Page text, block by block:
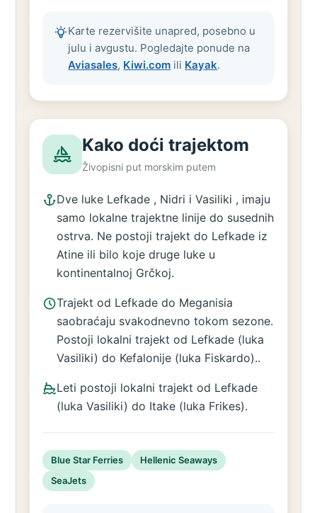
Karte rezervišite unapred, posebno u
julu i avgustu. Pogledajte ponude na
Aviasales, Kiwi.com ili Kayak.
Kako doći trajektom
Živopisni put morskim putem
Dve luke Lefkade , Nidri i Vasiliki , imaju
samo lokalne trajektne linije do susednih
ostrva. Ne postoji trajekt do Lefkade iz
Atine ili bilo koje druge luke u
kontinentalnoj Grčkoj.
Trajekt od Lefkade do Meganisia
saobraćaju svakodnevno tokom sezone.
Postoji lokalni trajekt od Lefkade (luka
Vasiliki) do Kefalonije (luka Fiskardo)..
Leti postoji lokalni trajekt od Lefkade
(luka Vasiliki) do Itake (luka Frikes).
Blue Star Ferries
Hellenic Seaways
SeaJets